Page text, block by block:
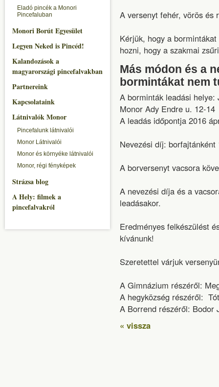
Eladó pincék a Monori
Pincefaluban
Monori Borút Egyesület
Legyen Neked is Pincéd!
Kalandozások a
magyarországi pincefalvakban
Partnereink
Kapcsolataink
Látnivalók Monor
Pincefalunk látnivalói
Monor Látnivalói
Monor és környéke látnivalói
Monor, régi fényképek
Strázsa blog
A Hely: filmek a
pincefalvakról
A versenyt fehér, vörös és
Kérjük, hogy a
hozni, hogy a szakmai
Más módon és a
bormintákat nem
A borminták leadási
Monor Ady Endre u. 12-14
A leadás időpontja 2016
Nevezési díj: borfajtánként
A borversenyt vacsora
A nevezési díja és a
leadásakor.
Eredményes felkészülést
kívánunk!
Szeretettel várjuk
A Gimnázium részéről:
A hegyközség részéről:
A Borrend részéről: Bodor
« vissza